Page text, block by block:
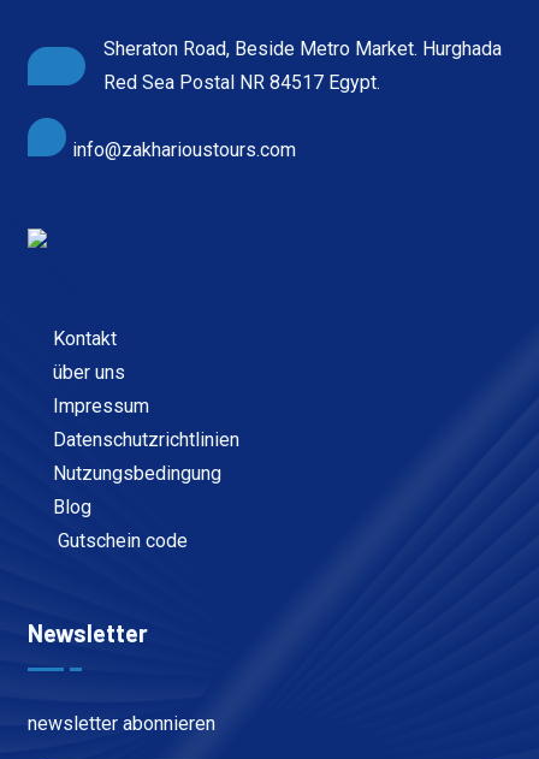
Sheraton Road, Beside Metro Market. Hurghada
Red Sea Postal NR 84517 Egypt.
info@zakharioustours.com
Kontakt
über uns
Impressum
Datenschutzrichtlinien
Nutzungsbedingung
Blog
Gutschein code
Newsletter
newsletter abonnieren